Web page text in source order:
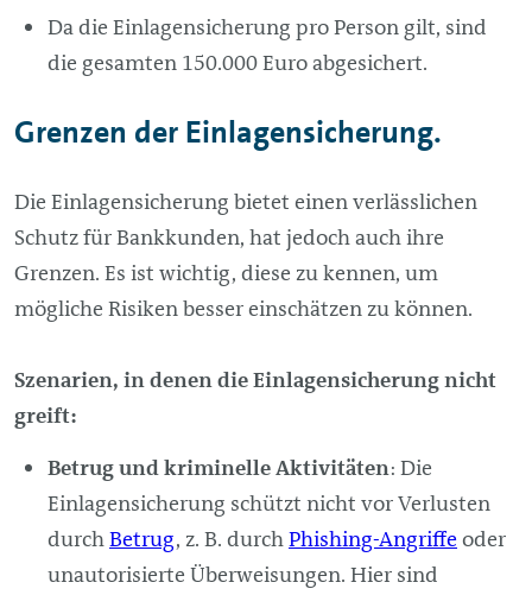
Da die Einlagensicherung pro Person gilt, sind
die gesamten 150.000 Euro abgesichert.
Grenzen der Einlagensicherung.
Die Einlagensicherung bietet einen verlässlichen
Schutz für Bankkunden, hat jedoch auch ihre
Grenzen. Es ist wichtig, diese zu kennen, um
mögliche Risiken besser einschätzen zu können.
Szenarien, in denen die Einlagensicherung nicht
greift:
Betrug und kriminelle Aktivitäten: Die
Einlagensicherung schützt nicht vor Verlusten
durchBetrug, z. B. durchPhishing-Angriffeoder
unautorisierte Überweisungen. Hier sind